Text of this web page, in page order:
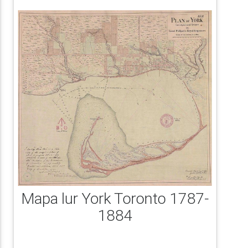
Mapa lur York Toronto 1787-
1884